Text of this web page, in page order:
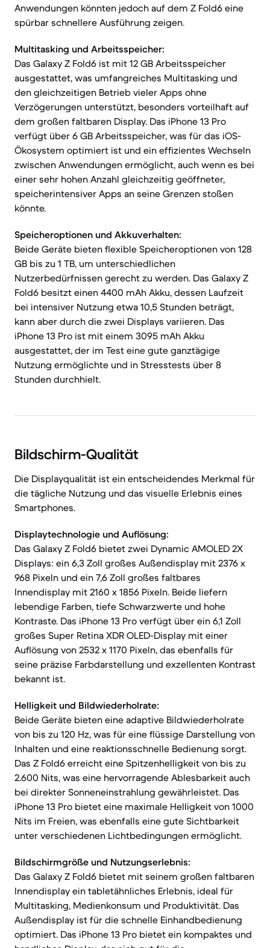
Anwendungen könnten jedoch auf dem Z Fold6 eine
spürbar schnellere Ausführung zeigen.
Multitasking und Arbeitsspeicher:
Das Galaxy Z Fold6 ist mit 12 GB Arbeitsspeicher
ausgestattet, was umfangreiches Multitasking und
den gleichzeitigen Betrieb vieler Apps ohne
Verzögerungen unterstützt, besonders vorteilhaft auf
dem großen faltbaren Display. Das iPhone 13 Pro
verfügt über 6 GB Arbeitsspeicher, was für das iOS-
Ökosystem optimiert ist und ein effizientes Wechseln
zwischen Anwendungen ermöglicht, auch wenn es bei
einer sehr hohen Anzahl gleichzeitig geöffneter,
speicherintensiver Apps an seine Grenzen stoßen
könnte.
Speicheroptionen und Akkuverhalten:
Beide Geräte bieten flexible Speicheroptionen von 128
GB bis zu 1 TB, um unterschiedlichen
Nutzerbedürfnissen gerecht zu werden. Das Galaxy Z
Fold6 besitzt einen 4400 mAh Akku, dessen Laufzeit
bei intensiver Nutzung etwa 10,5 Stunden beträgt,
kann aber durch die zwei Displays variieren. Das
iPhone 13 Pro ist mit einem 3095 mAh Akku
ausgestattet, der im Test eine gute ganztägige
Nutzung ermöglichte und in Stresstests über 8
Stunden durchhielt.
Bildschirm-Qualität
Die Displayqualität ist ein entscheidendes Merkmal für
die tägliche Nutzung und das visuelle Erlebnis eines
Smartphones.
Displaytechnologie und Auflösung:
Das Galaxy Z Fold6 bietet zwei Dynamic AMOLED 2X
Displays: ein 6,3 Zoll großes Außendisplay mit 2376 x
968 Pixeln und ein 7,6 Zoll großes faltbares
Innendisplay mit 2160 x 1856 Pixeln. Beide liefern
lebendige Farben, tiefe Schwarzwerte und hohe
Kontraste. Das iPhone 13 Pro verfügt über ein 6,1 Zoll
großes Super Retina XDR OLED-Display mit einer
Auflösung von 2532 x 1170 Pixeln, das ebenfalls für
seine präzise Farbdarstellung und exzellenten Kontrast
bekannt ist.
Helligkeit und Bildwiederholrate:
Beide Geräte bieten eine adaptive Bildwiederholrate
von bis zu 120 Hz, was für eine flüssige Darstellung von
Inhalten und eine reaktionsschnelle Bedienung sorgt.
Das Z Fold6 erreicht eine Spitzenhelligkeit von bis zu
2.600 Nits, was eine hervorragende Ablesbarkeit auch
bei direkter Sonneneinstrahlung gewährleistet. Das
iPhone 13 Pro bietet eine maximale Helligkeit von 1000
Nits im Freien, was ebenfalls eine gute Sichtbarkeit
unter verschiedenen Lichtbedingungen ermöglicht.
Bildschirmgröße und Nutzungserlebnis:
Das Galaxy Z Fold6 bietet mit seinem großen faltbaren
Innendisplay ein tabletähnliches Erlebnis, ideal für
Multitasking, Medienkonsum und Produktivität. Das
Außendisplay ist für die schnelle Einhandbedienung
optimiert. Das iPhone 13 Pro bietet ein kompaktes und